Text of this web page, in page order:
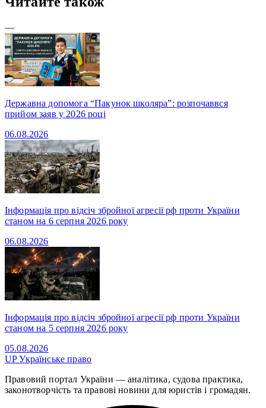
—
Державна допомога “Пакунок школяра”: розпочаввся
прийом заяв у 2026 році
06.08.2026
Інформація про відсіч збройної агресії рф проти України
станом на 6 серпня 2026 року
06.08.2026
Інформація про відсіч збройної агресії рф проти України
станом на 5 серпня 2026 року
05.08.2026
UPУкраїнське право
Правовий портал України — аналітика, судова практика,
законотворчість та правові новини для юристів і громадян.